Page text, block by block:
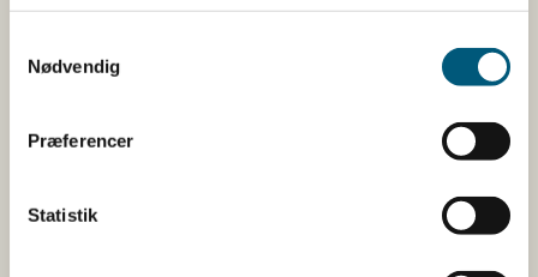
Nødvendig
Præferencer
Statistik
kvitteringsnummer på en melding afgivet til
Fiskeristyrelsens FMC, skal som sædvanligt indføres i
logbogen. Fiskeristyrelsens hjemmeside, tablets,
afgivelse af meldinger i perioden.
servicevinduet, hvor det er relevant.